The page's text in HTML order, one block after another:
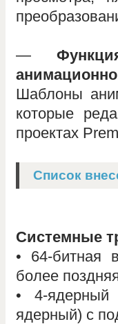
—
Шаблоны
которые
проектах
Список
Системные
• 64-битная
более
• 4-
ядерный) с